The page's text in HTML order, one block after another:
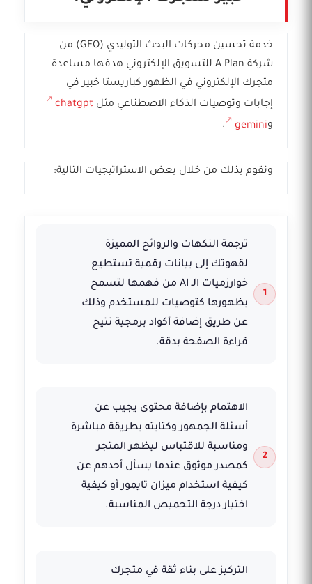
خدمة تحسين محركات البحث التوليدي (GEO) من
شركة A Plan للتسويق الإلكتروني هدفها مساعدة
متجرك الإلكتروني في الظهور كباريستا خبير في
إجابات وتوصيات الذكاء الاصطناعي مثل chatgpt
وgemini
.
ونقوم بذلك من خلال بعض الاستراتيجيات التالية:
ترجمة النكهات والروائح المميزة
لقهوتك إلى بيانات رقمية تستطيع
خوارزميات الـ AI من فهمها لتسمح
بظهورها كتوصيات للمستخدم وذلك
عن طريق إضافة أكواد برمجية تتيح
قراءة الصفحة بدقة.
الاهتمام بإضافة محتوى يجيب عن
أسئلة الجمهور وكتابته بطريقة مباشرة
ومناسبة للاقتباس ليظهر المتجر
كمصدر موثوق عندما يسأل أحدهم عن
كيفية استخدام ميزان تايمور أو كيفية
اختيار درجة التحميص المناسبة.
التركيز على بناء ثقة في متجرك